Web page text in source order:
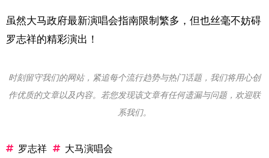
虽然大马政府最新演唱会指南限制繁多，但也丝毫不妨碍
罗志祥的精彩演出！
时刻留守我们的网站，紧追每个流行趋势与热门话题，我们将用心创
作优质的文章以及内容。若您发现该文章有任何遗漏与问题，欢迎联
系我们。
罗志祥 大马演唱会